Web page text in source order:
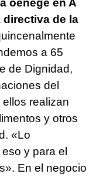
oenegé en A
directiva de la
a 65
de Dignidad,
del
ellos realizan
y otros
«Lo
y para el
En el negocio